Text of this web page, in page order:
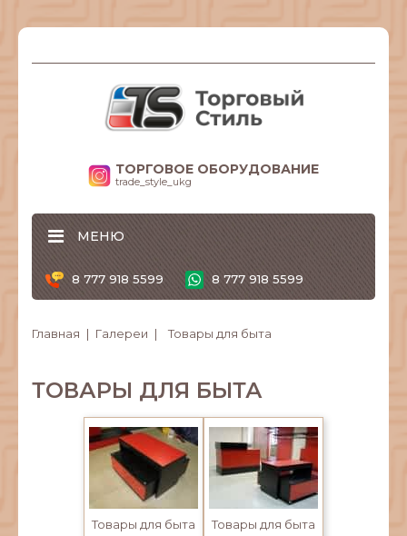
ТОРГОВОЕ ОБОРУДОВАНИЕ
trade_style_ukg
МЕНЮ
8 777 918 5599 8 777 918 5599
Главная Галереи Товары для быта
ТОВАРЫ ДЛЯ БЫТА
Товары для быта Товары для быта